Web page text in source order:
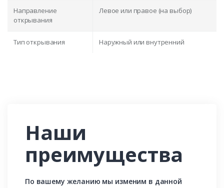
Направление
открывания
Левое или правое (на выбор)
Тип открывания Наружный или внутренний
Наши
преимущества
По вашему желанию мы изменим в данной